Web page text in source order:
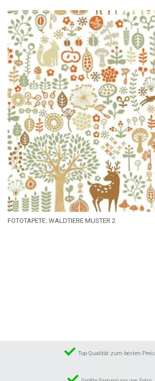
FOTOTAPETE: WALDTIERE MUSTER 2
Top-Qualität zum besten Preis